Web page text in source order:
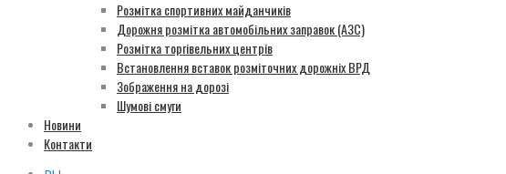
Розмітка спортивних майданчиків
Дорожня розмітка автомобільних заправок (АЗС)
Розмітка торгівельних центрів
Встановлення вставок розміточних дорожніх ВРД
Зображення на дорозі
Шумові смуги
Новини
Контакти